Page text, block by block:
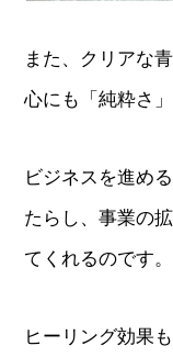
また、クリアな
心にも「純粋さ
ビジネスを進め
たらし、事業の
てくれるのです。
ヒーリング効果